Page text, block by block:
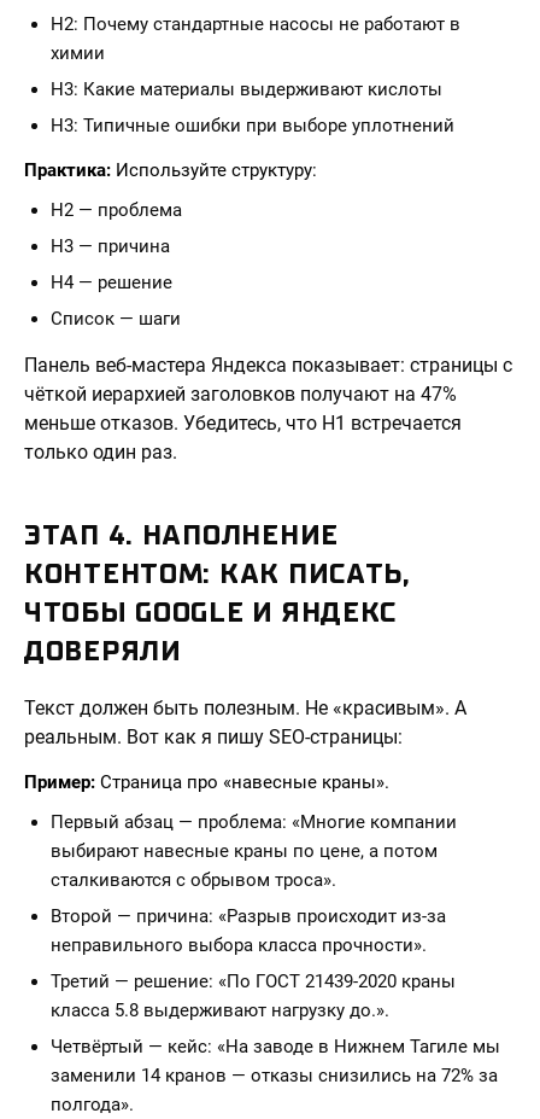
H2: Почему стандартные насосы не работают в
химии
H3: Какие материалы выдерживают кислоты
H3: Типичные ошибки при выборе уплотнений
Практика: Используйте структуру:
H2 — проблема
H3 — причина
H4 — решение
Список — шаги
Панель веб-мастера Яндекса показывает: страницы с
чёткой иерархией заголовков получают на 47%
меньше отказов. Убедитесь, что H1 встречается
только один раз.
ЭТАП 4. НАПОЛНЕНИЕ
КОНТЕНТОМ: КАК ПИСАТЬ,
ЧТОБЫ GOOGLE И ЯНДЕКС
ДОВЕРЯЛИ
Текст должен быть полезным. Не «красивым». А
реальным. Вот как я пишу SEO-страницы:
Пример: Страница про «навесные краны».
Первый абзац — проблема: «Многие компании
выбирают навесные краны по цене, а потом
сталкиваются с обрывом троса».
Второй — причина: «Разрыв происходит из-за
неправильного выбора класса прочности».
Третий — решение: «По ГОСТ 21439-2020 краны
класса 5.8 выдерживают нагрузку до.».
Четвёртый — кейс: «На заводе в Нижнем Тагиле мы
заменили 14 кранов — отказы снизились на 72% за
полгода».